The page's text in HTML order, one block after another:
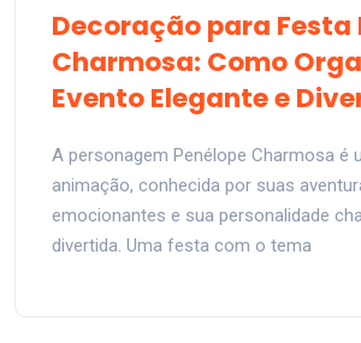
Decoração para Festa
Charmosa: Como
Evento Elegante e
A personagem Penélope Charmosa é
animação, conhecida por suas
emocionantes e sua personalidade
divertida. Uma festa com o tema